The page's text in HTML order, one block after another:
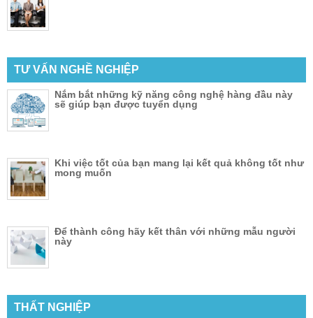
TƯ VẤN NGHỀ NGHIỆP
Nắm bắt những kỹ năng công nghệ hàng đầu này
sẽ giúp bạn được tuyển dụng
Khi việc tốt của bạn mang lại kết quả không tốt như
mong muốn
Để thành công hãy kết thân với những mẫu người
này
THẤT NGHIỆP